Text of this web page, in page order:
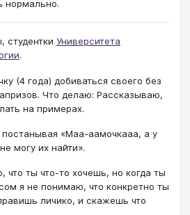
нормально.
студентки Университета
.
(4 года) добиваться своего без
Что делаю: Рассказываю,
на примерах.
«Маа-аамочкааа, а у
могу их найти».
что ты что-то хочешь, но когда ты
я не понимаю, что конкретно ты
личико, и скажешь что